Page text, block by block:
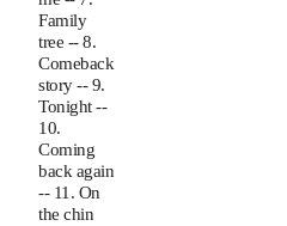
Family
tree -- 8.
Comeback
story -- 9.
Tonight --
10.
Coming
back again
-- 11. On
the chin